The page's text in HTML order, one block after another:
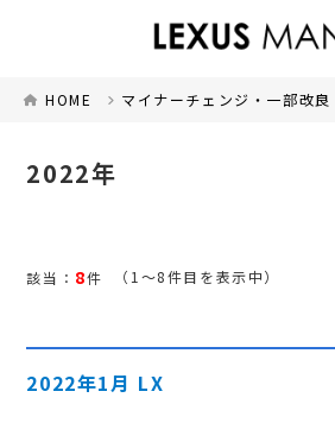
HOME マイナーチェンジ・一部改良
2022年
該当： 8件 （1～8件目を表示中）
2022年1月 LX